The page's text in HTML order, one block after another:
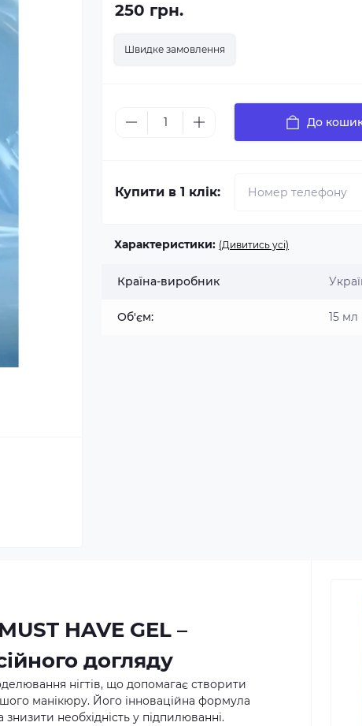
250 грн.
Швидке замовлення
До
Купити в 1 клік:
Характеристики: (Дивитись усі)
Країна-виробник
Об'єм: 15 мл
HAVE GEL –
догляду
нігтів, що допомагає створити
манікюру. Його інноваційна формула
необхідність у підпилюванні.